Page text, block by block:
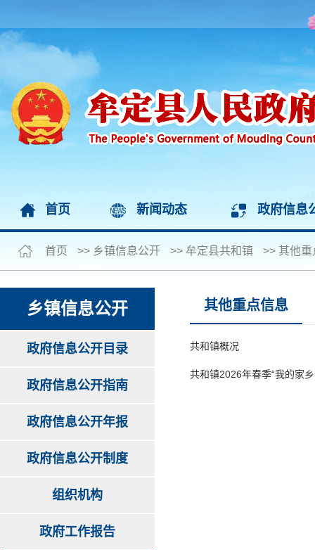
首页 新闻动态 政府信息
首页 >> 乡镇信息公开 >> 牟定县共和镇 >> 其他
乡镇信息公开
政府信息公开目录
政府信息公开指南
政府信息公开年报
政府信息公开制度
组织机构
政府工作报告
其他重点信息
共和镇概况
共和镇2026年春季“我的家